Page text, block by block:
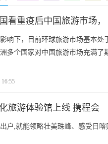
看重疫后中国旅游市场，
响下，目前环球旅游市场基本
多个国家对中国旅游市场充满了
16:55
旅游体验馆上线 携程会
户,就能领略壮美珠峰、感受日喀